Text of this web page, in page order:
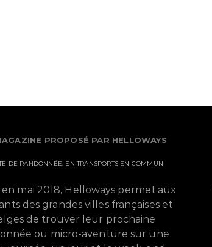
PROPOSÉ PAR HELLOWAYS
DE RANDONNÉE, EN TRANSPORTS EN COMMUN
en mai 2018, Helloways permet aux
des grandes villes françaises et
de trouver leur prochaine
ou micro-aventure sur une